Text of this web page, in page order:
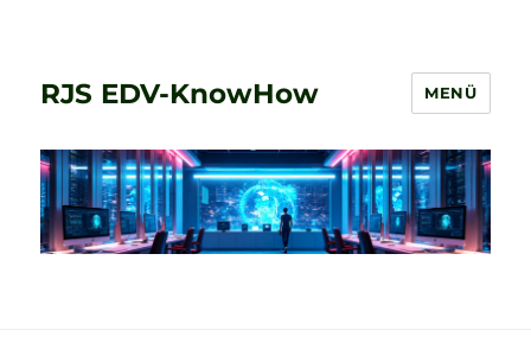
RJS EDV-KnowHow MENÜ